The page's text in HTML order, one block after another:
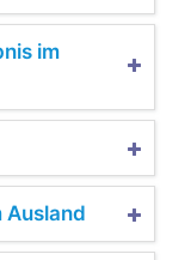
im
Ausland